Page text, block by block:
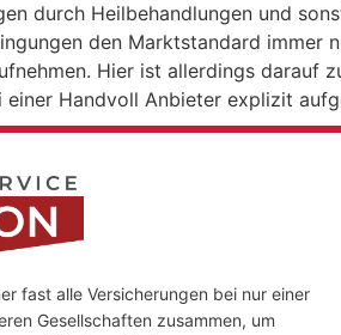
durch Heilbehandlungen und
den Marktstandard
Hier ist allerdings darauf
Handvoll Anbieter explizit
fast alle Versicherungen bei nur einer
Gesellschaften zusammen, um